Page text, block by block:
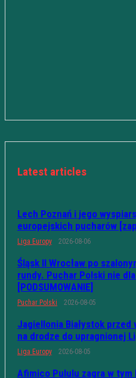
Latest articles
Lech Poznań i jego
europejskich pucharów
Liga Europy 2026-08-06
Śląsk II Wrocław po
rundy. Puchar Polski nie
[PODSUMOWANIE]
Puchar Polski 2026-08-05
Jagiellonia Białystok przed
na drodze do upragnionej
Liga Europy 2026-08-05
Afimico Pululu zagra w tym